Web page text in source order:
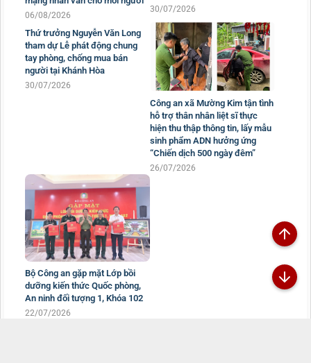
06/08/2026
30/07/2026
Công an xã Mường Kim tận tình
hỗ trợ thân nhân liệt sĩ thực
hiện thu thập thông tin, lấy mẫu
sinh phẩm ADN hưởng ứng
“Chiến dịch 500 ngày đêm”
26/07/2026
Bộ Công an gặp mặt Lớp bồi
dưỡng kiến thức Quốc phòng,
An ninh đối tượng 1, Khóa 102
22/07/2026